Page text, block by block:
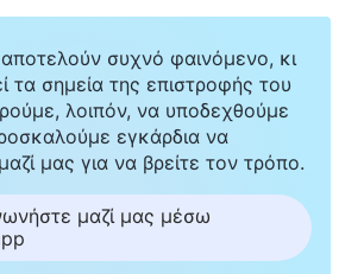
συχνό φαινόμενο, κι
τα σημεία της επιστροφής του
λοιπόν, να υποδεχθούμε
εγκάρδια να
μας για να βρείτε τον τρόπο.
μαζί μας μέσω